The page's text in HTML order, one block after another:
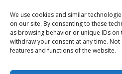
We use cookies and similar
on our site. By consenting to these
as browsing behavior or unique IDs on
withdraw your consent at any time.
features and functions of the website.
© Copyright - Alpha-b 2019-2026 -